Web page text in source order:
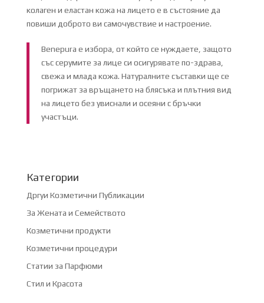
колаген и еластан кожа на лицето е в състояние да
повиши доброто ви самочувствие и настроение.
Benepura е избора, от който се нуждаете, защото
със серумите за лице си осигурявате по-здрава,
свежа и млада кожа. Натуралните съставки ще се
погрижат за връщането на блясъка и плътния вид
на лицето без увиснали и осеяни с бръчки
участъци.
Категории
Дргуи Козметични Публикации
За Жената и Семейството
Козметични продукти
Козметични процедури
Статии за Парфюми
Стил и Красота